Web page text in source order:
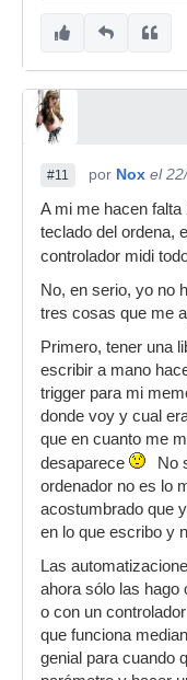
#11 por Nox el
A mi me hacen falta
teclado del ordena,
controlador midi
No, en serio, yo no
tres cosas que me
Primero, tener una
escribir a mano
trigger para mi
donde voy y cual
que en cuanto me
desaparece
No
ordenador no es lo
acostumbrado que
en lo que escribo y
Las
ahora sólo las hago
o con un
que funciona
genial para cuando